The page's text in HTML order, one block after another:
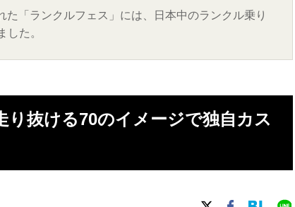
「ランクルフェス」には、日本中のランクル乗り
た。
り抜ける70のイメージで独自カス